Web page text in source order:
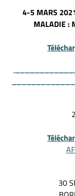
4-5 MARS
MALADIE :
30